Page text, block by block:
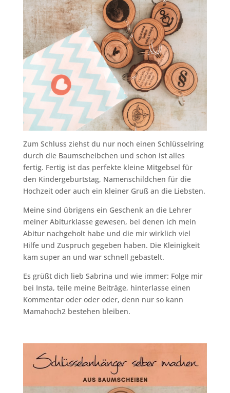
Zum Schluss ziehst du nur noch einen Schlüsselring
durch die Baumscheibchen und schon ist alles
fertig. Fertig ist das perfekte kleine Mitgebsel für
den Kindergeburtstag, Namenschildchen für die
Hochzeit oder auch ein kleiner Gruß an die Liebsten.
Meine sind übrigens ein Geschenk an die Lehrer
meiner Abiturklasse gewesen, bei denen ich mein
Abitur nachgeholt habe und die mir wirklich viel
Hilfe und Zuspruch gegeben haben. Die Kleinigkeit
kam super an und war schnell gebastelt.
Es grüßt dich lieb Sabrina und wie immer: Folge mir
bei Insta, teile meine Beiträge, hinterlasse einen
Kommentar oder oder oder, denn nur so kann
Mamahoch2 bestehen bleiben.